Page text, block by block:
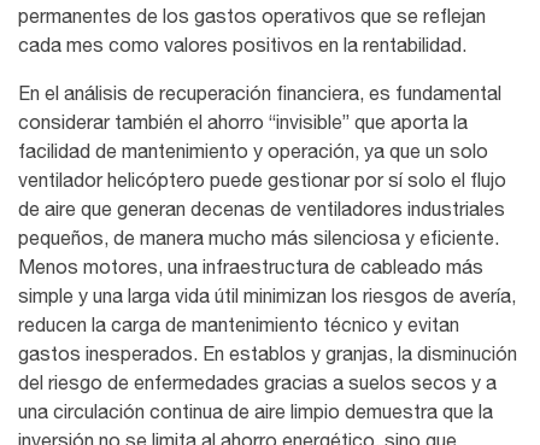
permanentes de los gastos operativos que se reflejan
cada mes como valores positivos en la rentabilidad.
En el análisis de recuperación financiera, es fundamental
considerar también el ahorro “invisible” que aporta la
facilidad de mantenimiento y operación, ya que un solo
ventilador helicóptero puede gestionar por sí solo el flujo
de aire que generan decenas de ventiladores industriales
pequeños, de manera mucho más silenciosa y eficiente.
Menos motores, una infraestructura de cableado más
simple y una larga vida útil minimizan los riesgos de avería,
reducen la carga de mantenimiento técnico y evitan
gastos inesperados. En establos y granjas, la disminución
del riesgo de enfermedades gracias a suelos secos y a
una circulación continua de aire limpio demuestra que la
inversión no se limita al ahorro energético, sino que